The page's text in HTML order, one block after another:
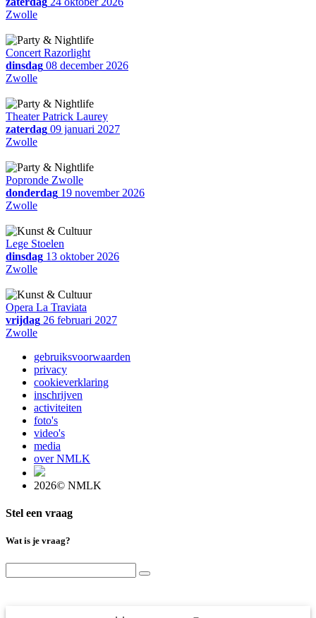
Zwolle
Concert Razorlight
dinsdag 08 december 2026
Zwolle
Theater Patrick Laurey
zaterdag 09 januari 2027
Zwolle
Popronde Zwolle
donderdag 19 november 2026
Zwolle
Lege Stoelen
dinsdag 13 oktober 2026
Zwolle
Opera La Traviata
vrijdag 26 februari 2027
Zwolle
gebruiksvoorwaarden
privacy
cookieverklaring
inschrijven
activiteiten
foto's
video's
media
over NMLK
2026© NMLK
Stel een vraag
Wat is je vraag?